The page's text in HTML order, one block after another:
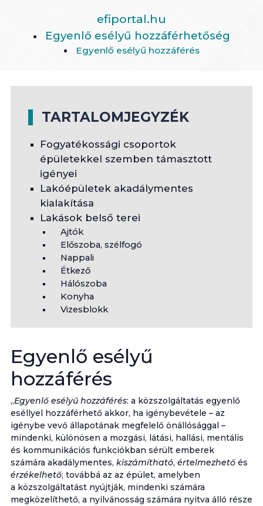
efiportal.hu
Egyenlő esélyű hozzáférhetőség
Egyenlő esélyű hozzáférés
TARTALOMJEGYZÉK
Fogyatékossági csoportok
épületekkel szemben támasztott
igényei
Lakóépületek akadálymentes
kialakítása
Lakások belső terei
Ajtók
Előszoba, szélfogó
Nappali
Étkező
Hálószoba
Konyha
Vizesblokk
Egyenlő esélyű
hozzáférés
„Egyenlő esélyű hozzáférés: a közszolgáltatás egyenlő
eséllyel hozzáférhető akkor, ha igénybevétele – az
igénybe vevő állapotának megfelelő önállósággal –
mindenki, különösen a mozgási, látási, hallási, mentális
és kommunikációs funkciókban sérült emberek
számára akadálymentes, kiszámítható, értelmezhetőés
érzékelhető; továbbá az az épület, amelyben
a közszolgáltatást nyújtják, mindenki számára
megközelíthető, a nyilvánosság számára nyitva álló része